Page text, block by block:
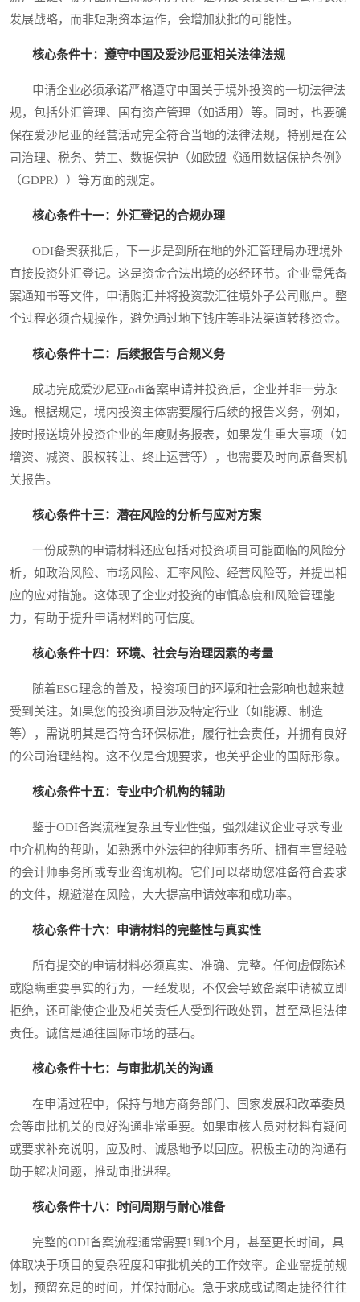
发展战略，而非短期资本运作，会增加获批的可能性。
核心条件十：遵守中国及爱沙尼亚相关法律法规
申请企业必须承诺严格遵守中国关于境外投资的一切法律法
规，包括外汇管理、国有资产管理（如适用）等。同时，也要确
保在爱沙尼亚的经营活动完全符合当地的法律法规，特别是在公
司治理、税务、劳工、数据保护（如欧盟《通用数据保护条例》
（GDPR））等方面的规定。
核心条件十一：外汇登记的合规办理
ODI备案获批后，下一步是到所在地的外汇管理局办理境外
直接投资外汇登记。这是资金合法出境的必经环节。企业需凭备
案通知书等文件，申请购汇并将投资款汇往境外子公司账户。整
个过程必须合规操作，避免通过地下钱庄等非法渠道转移资金。
核心条件十二：后续报告与合规义务
成功完成爱沙尼亚odi备案申请并投资后，企业并非一劳永
逸。根据规定，境内投资主体需要履行后续的报告义务，例如，
按时报送境外投资企业的年度财务报表，如果发生重大事项（如
增资、减资、股权转让、终止运营等），也需要及时向原备案机
关报告。
核心条件十三：潜在风险的分析与应对方案
一份成熟的申请材料还应包括对投资项目可能面临的风险分
析，如政治风险、市场风险、汇率风险、经营风险等，并提出相
应的应对措施。这体现了企业对投资的审慎态度和风险管理能
力，有助于提升申请材料的可信度。
核心条件十四：环境、社会与治理因素的考量
随着ESG理念的普及，投资项目的环境和社会影响也越来越
受到关注。如果您的投资项目涉及特定行业（如能源、制造
等），需说明其是否符合环保标准，履行社会责任，并拥有良好
的公司治理结构。这不仅是合规要求，也关乎企业的国际形象。
核心条件十五：专业中介机构的辅助
鉴于ODI备案流程复杂且专业性强，强烈建议企业寻求专业
中介机构的帮助，如熟悉中外法律的律师事务所、拥有丰富经验
的会计师事务所或专业咨询机构。它们可以帮助您准备符合要求
的文件，规避潜在风险，大大提高申请效率和成功率。
核心条件十六：申请材料的完整性与真实性
所有提交的申请材料必须真实、准确、完整。任何虚假陈述
或隐瞒重要事实的行为，一经发现，不仅会导致备案申请被立即
拒绝，还可能使企业及相关责任人受到行政处罚，甚至承担法律
责任。诚信是通往国际市场的基石。
核心条件十七：与审批机关的沟通
在申请过程中，保持与地方商务部门、国家发展和改革委员
会等审批机关的良好沟通非常重要。如果审核人员对材料有疑问
或要求补充说明，应及时、诚恳地予以回应。积极主动的沟通有
助于解决问题，推动审批进程。
核心条件十八：时间周期与耐心准备
完整的ODI备案流程通常需要1到3个月，甚至更长时间，具
体取决于项目的复杂程度和审批机关的工作效率。企业需提前规
划，预留充足的时间，并保持耐心。急于求成或试图走捷径往往